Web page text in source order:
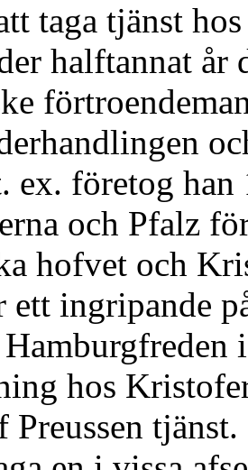
taga tjänst
halftannat år
ex. företog
och Pfalz
hofvet och
ett ingripande
hos
Preussen